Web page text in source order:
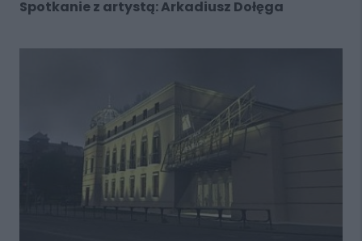
Spotkanie z artystą: Arkadiusz Dołęga